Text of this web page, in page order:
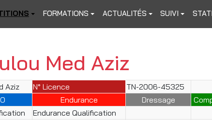
FORMATIONS ACTUALITÉS SUIVI
Med Aziz
Aziz N° Licence
TN-2006-45325
Endurance Dressage
Endurance Qualification